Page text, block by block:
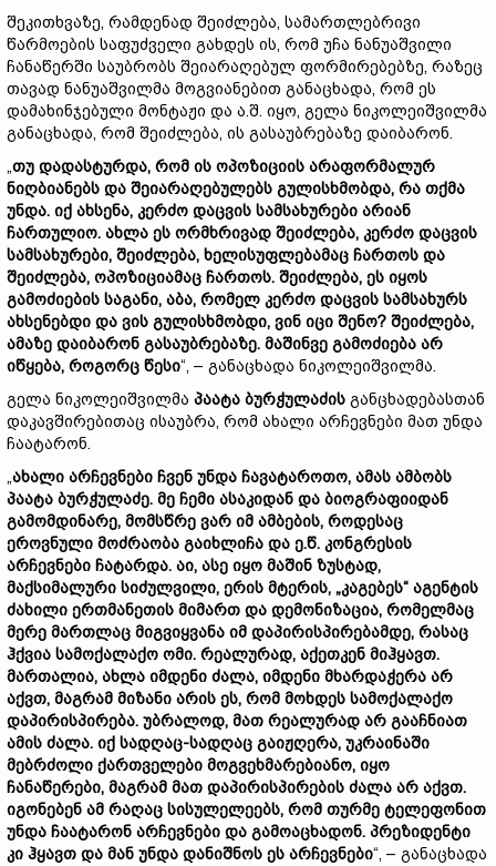
შეკითხვაზე, რამდენად შეიძლება, სამართლებრივი
წარმოების საფუძველი გახდეს ის, რომ უჩა ნანუაშვილი
ჩანაწერში საუბრობს შეიარაღებულ ფორმირებებზე, რაზეც
თავად ნანუაშვილმა მოგვიანებით განაცხადა, რომ ეს
დამახინჯებული მონტაჟი და ა.შ. იყო, გელა ნიკოლეიშვილმა
განაცხადა, რომ შეიძლება, ის გასაუბრებაზე დაიბარონ.
„თუ დადასტურდა, რომ ის ოპოზიციის არაფორმალურ
ნიღბიანებს და შეიარაღებულებს გულისხმობდა, რა თქმა
უნდა. იქ ახსენა, კერძო დაცვის სამსახურები არიან
ჩართულიო. ახლა ეს ორმხრივად შეიძლება, კერძო დაცვის
სამსახურები, შეიძლება, ხელისუფლებამაც ჩართოს და
შეიძლება, ოპოზიციამაც ჩართოს. შეიძლება, ეს იყოს
გამოძიების საგანი, აბა, რომელ კერძო დაცვის სამსახურს
ახსენებდი და ვის გულისხმობდი, ვინ იცი შენო? შეიძლება,
ამაზე დაიბარონ გასაუბრებაზე. მაშინვე გამოძიება არ
იწყება, როგორც წესი“, – განაცხადა ნიკოლეიშვილმა.
გელა ნიკოლეიშვილმა პაატა ბურჭულაძის განცხადებასთან
დაკავშირებითაც ისაუბრა, რომ ახალი არჩევნები მათ უნდა
ჩაატარონ.
„ახალი არჩევნები ჩვენ უნდა ჩავატაროთო, ამას ამბობს
პაატა ბურჭულაძე. მე ჩემი ასაკიდან და ბიოგრაფიიდან
გამომდინარე, მომსწრე ვარ იმ ამბების, როდესაც
ეროვნული მოძრაობა გაიხლიჩა და ე.წ. კონგრესის
არჩევნები ჩატარდა. აი, ასე იყო მაშინ ზუსტად,
მაქსიმალური სიძულვილი, ერის მტერის, „კაგებეს“ აგენტის
ძახილი ერთმანეთის მიმართ და დემონიზაცია, რომელმაც
მერე მართლაც მიგვიყვანა იმ დაპირისპირებამდე, რასაც
ჰქვია სამოქალაქო ომი. რეალურად, აქეთკენ მიჰყავთ.
მართალია, ახლა იმდენი ძალა, იმდენი მხარდაჭერა არ
აქვთ, მაგრამ მიზანი არის ეს, რომ მოხდეს სამოქალაქო
დაპირისპირება. უბრალოდ, მათ რეალურად არ გააჩნიათ
ამის ძალა. იქ სადღაც-სადღაც გაიჟღერა, უკრაინაში
მებრძოლი ქართველები მოგვეხმარებიანო, იყო
ჩანაწერები, მაგრამ მათ დაპირისპირების ძალა არ აქვთ.
იგონებენ ამ რაღაც სისულელეებს, რომ თურმე ტელეფონით
უნდა ჩაატარონ არჩევნები და გამოაცხადონ. პრეზიდენტი
კი ჰყავთ და მან უნდა დანიშნოს ეს არჩევნები“, – განაცხადა